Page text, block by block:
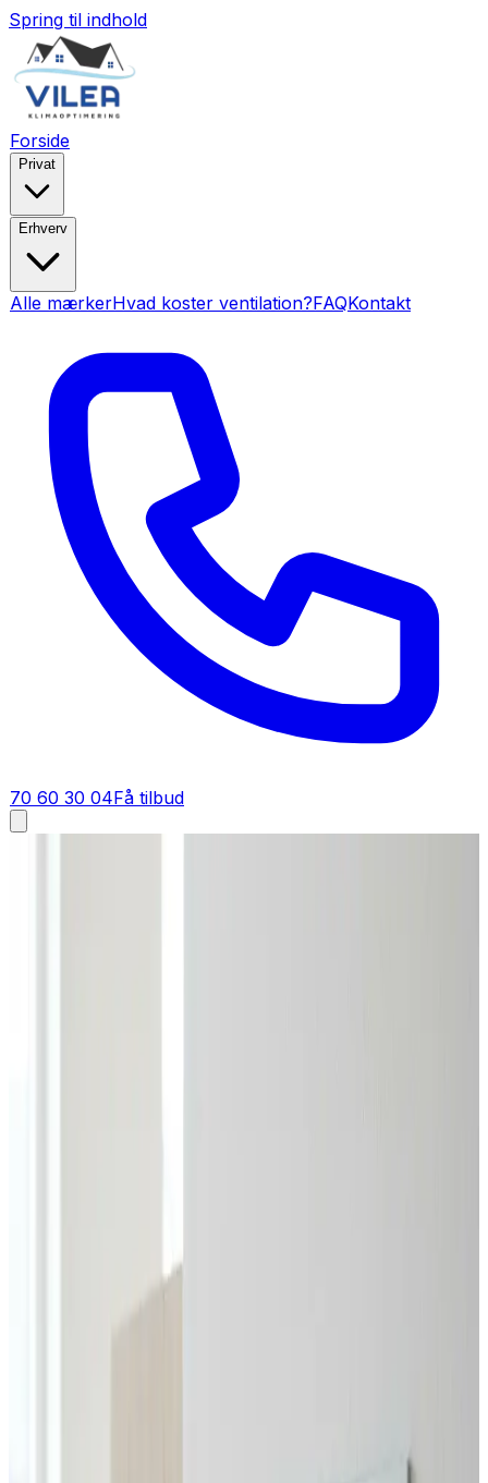
Spring til indhold
Forside
Privat
Erhverv
Alle mærkerHvad koster ventilation?FAQKontakt
70 60 30 04Få tilbud